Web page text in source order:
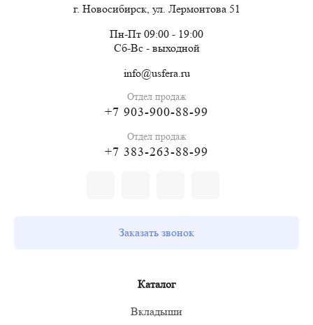
Каталог
г. Новосибирск, ул. Лермонтова 51
Пн-Пт 09:00 - 19:00
Сб-Вс - выходной
info@usfera.ru
Отдел продаж
+7 903-900-88-99
Отдел продаж
+7 383-263-88-99
Заказать звонок